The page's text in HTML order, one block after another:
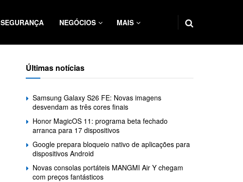
SEGURANÇA NEGÓCIOS MAIS
Últimas notícias
Samsung Galaxy S26 FE: Novas imagens
desvendam as três cores finais
Honor MagicOS 11: programa beta fechado
arranca para 17 dispositivos
Google prepara bloqueio nativo de aplicações para
dispositivos Android
Novas consolas portáteis MANGMI Air Y chegam
com preços fantásticos